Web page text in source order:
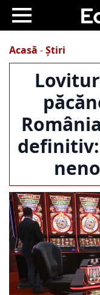
Acasă -Știri
definitiv: